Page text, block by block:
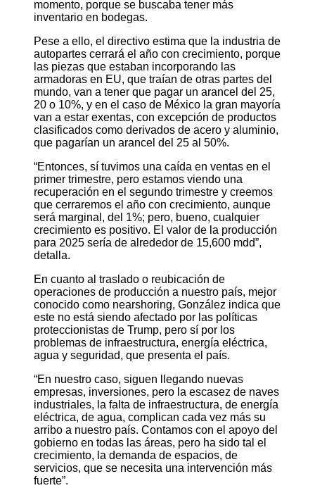
momento, porque se buscaba tener más
inventario en bodegas.
Pese a ello, el directivo estima que la industria de
autopartes cerrará el año con crecimiento, porque
las piezas que estaban incorporando las
armadoras en EU, que traían de otras partes del
mundo, van a tener que pagar un arancel del 25,
20 o 10%, y en el caso de México la gran mayoría
van a estar exentas, con excepción de productos
clasificados como derivados de acero y aluminio,
que pagarían un arancel del 25 al 50%.
“Entonces, sí tuvimos una caída en ventas en el
primer trimestre, pero estamos viendo una
recuperación en el segundo trimestre y creemos
que cerraremos el año con crecimiento, aunque
será marginal, del 1%; pero, bueno, cualquier
crecimiento es positivo. El valor de la producción
para 2025 sería de alrededor de 15,600 mdd”,
detalla.
En cuanto al traslado o reubicación de
operaciones de producción a nuestro país, mejor
conocido como nearshoring, González indica que
este no está siendo afectado por las políticas
proteccionistas de Trump, pero sí por los
problemas de infraestructura, energía eléctrica,
agua y seguridad, que presenta el país.
“En nuestro caso, siguen llegando nuevas
empresas, inversiones, pero la escasez de naves
industriales, la falta de infraestructura, de energía
eléctrica, de agua, complican cada vez más su
arribo a nuestro país. Contamos con el apoyo del
gobierno en todas las áreas, pero ha sido tal el
crecimiento, la demanda de espacios, de
servicios, que se necesita una intervención más
fuerte”.